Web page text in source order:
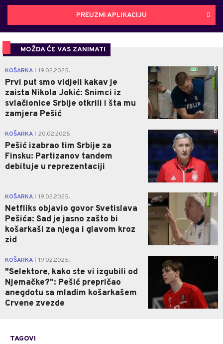
PREUZMI APLIKACIJU
MOŽDA ĆE VAS ZANIMATI
KOŠARKA 19.02.2025.
Prvi put smo vidjeli kakav je
zaista Nikola Jokić: Snimci iz
svlačionice Srbije otkrili i šta mu
zamjera Pešić
0
KOŠARKA 20.02.2025.
Pešić izabrao tim Srbije za
Finsku: Partizanov tandem
debituje u reprezentaciji
0
KOŠARKA 19.02.2025.
Netfliks objavio govor Svetislava
Pešića: Sad je jasno zašto bi
košarkaši za njega i glavom kroz
zid
0
KOŠARKA 19.02.2025.
"Selektore, kako ste vi izgubili od
Njemačke?": Pešić prepričao
anegdotu sa mladim košarkašem
Crvene zvezde
0
TAGOVI